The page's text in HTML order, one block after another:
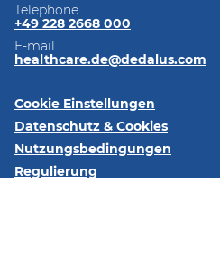
Telephone
+49 228 2668 000
E-mail
healthcare.de@dedalus.com
Cookie Einstellungen
Datenschutz & Cookies
Nutzungsbedingungen
Regulierung